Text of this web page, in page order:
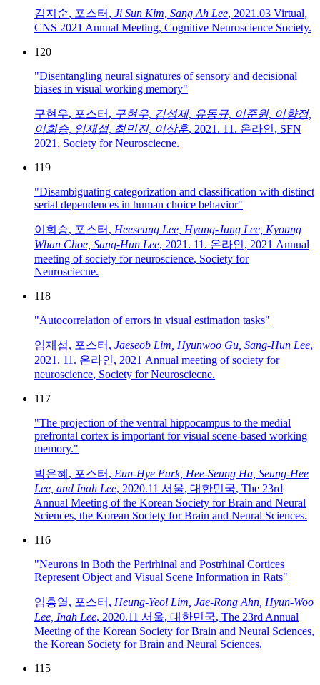
김지순, 포스터 , Ji Sun Kim, Sang Ah Lee, 2021.03 Virtual,
CNS 2021 Annual Meeting, Cognitive Neuroscience Society.
120
"Disentangling neural signatures of sensory and decisional
biases in visual working memory"
구현우, 포스터 , 구현우, 김성제, 유동규, 이준원, 이향정,
이희승, 임재섭, 최민진, 이상훈, 2021. 11. 온라인, SFN
2021 , Society for Neurosciecne.
119
"Disambiguating categorization and classification with distinct
serial dependences in human choice behavior"
이희승, 포스터 , Heeseung Lee, Hyang-Jung Lee, Kyoung
Whan Choe, Sang-Hun Lee, 2021. 11. 온라인, 2021 Annual
meeting of society for neuroscience, Society for
Neurosciecne.
118
"Autocorrelation of errors in visual estimation tasks"
임재섭, 포스터 , Jaeseob Lim, Hyunwoo Gu, Sang-Hun Lee,
2021. 11. 온라인, 2021 Annual meeting of society for
neuroscience, Society for Neurosciecne.
117
"The projection of the ventral hippocampus to the medial
prefrontal cortex is important for visual scene-based working
memory."
박은혜 , 포스터 , Eun-Hye Park, Hee-Seung Ha, Seung-Hee
Lee, and Inah Lee, 2020.11 서울, 대한민국, The 23rd
Annual Meeting of the Korean Society for Brain and Neural
Sciences, the Korean Society for Brain and Neural Sciences.
116
"Neurons in Both the Perirhinal and Postrhinal Cortices
Represent Object and Visual Scene Information in Rats"
임흥열, 포스터 , Heung-Yeol Lim, Jae-Rong Ahn, Hyun-Woo
Lee, Inah Lee, 2020.11 서울, 대한민국, The 23rd Annual
Meeting of the Korean Society for Brain and Neural Sciences,
the Korean Society for Brain and Neural Sciences.
115